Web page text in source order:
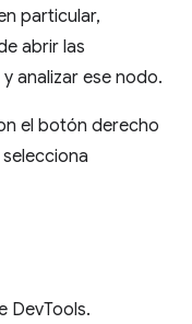
particular,
abrir las
analizar ese nodo.
el botón derecho
selecciona
DevTools.